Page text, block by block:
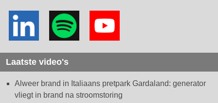
Laatste video's
Alweer brand in Italiaans pretpark Gardaland: generator
vliegt in brand na stroomstoring